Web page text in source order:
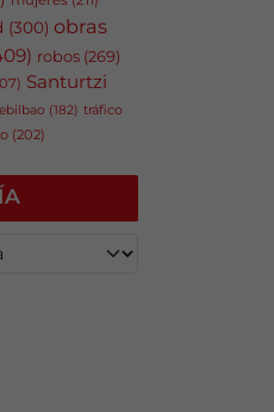
(300) obras
robos (269)
Santurtzi
(182) tráfico
(202)